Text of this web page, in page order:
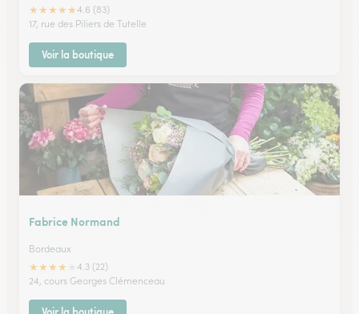
★★★★★4.6 (83)
17, rue des Piliers de Tutelle
Voir la boutique
Fabrice Normand
Bordeaux
★★★★
4.3 (22)
24, cours Georges Clémenceau